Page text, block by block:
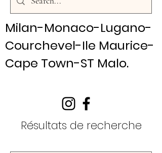
Milan-Monaco-Lugano-
Courchevel-Ile Maurice-
Cape Town-ST Malo.
Résultats de recherche